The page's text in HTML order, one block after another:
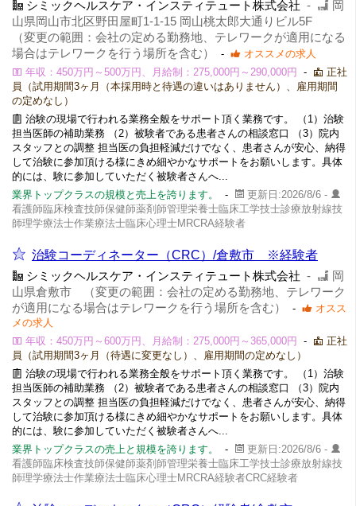
シミックヘルスケア・インスティテュート株式会社 -
岡
山県岡山市北区野田屋町1-1-15 岡山桃太郎大通りビル5F
（変更の範囲：会社の定める勤務地、テレワークが適用になる
場合はテレワークを行う場所を含む）
-
オススメの求人
年収：450万円～500万円、月給制：275,000円～290,000円
-
正社
員（試用期間3ヶ月（本採用時と待遇の違いはありません）、雇用期間
の定めなし）
治験の現場で行われる業務全般をサポート頂く業務です。 （1）治験
担当医師の補助業務 （2）被験者である患者さんの相談窓口 （3）院内
スタッフとの調整 担当医の負担軽減だけでなく、患者さんが安心、納得
して治験に参加頂ける様にきめ細やかなサポートをお願いします。具体
的には、験に参加していただく被験者さんへ...
業界トップクラスの規模と売上を誇ります。
-
更新日:2026/8/6 -
看護師臨床検査技師保健師薬剤師管理栄養士臨床工学技士診療放射線技
師理学療法士作業療法士臨床心理士MRCRA経験者
治験コーディネーター（CRC）/倉敷市 ※経験者
シミックヘルスケア・インスティテュート株式会社 -
岡
山県倉敷市 （変更の範囲：会社の定める勤務地、テレワーク
が適用になる場合はテレワークを行う場所を含む）
-
オスス
メの求人
年収：450万円～600万円、月給制：275,000円～365,000円
-
正社
員（試用期間3ヶ月（待遇に変更なし）、雇用期間の定めなし）
治験の現場で行われる業務全般をサポート頂く業務です。 （1）治験
担当医師の補助業務 （2）被験者である患者さんの相談窓口 （3）院内
スタッフとの調整 担当医の負担軽減だけでなく、患者さんが安心、納得
して治験に参加頂ける様にきめ細やかなサポートをお願いします。具体
的には、験に参加していただく被験者さんへ...
業界トップクラスの売上と規模を誇ります。
-
更新日:2026/8/6 -
看護師臨床検査技師保健師薬剤師管理栄養士臨床工学技士診療放射線技
師理学療法士作業療法士臨床心理士MRCRA経験者CRC経験者